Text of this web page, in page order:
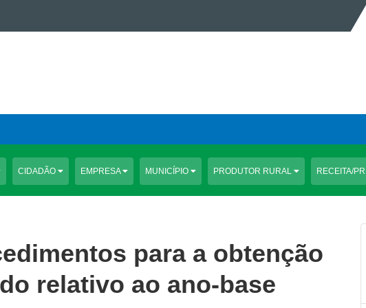
CIDADÃO EMPRESA MUNICÍPIO PRODUTOR RURAL RECEITA/PR
para a obtenção
relativo ao ano-base